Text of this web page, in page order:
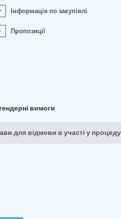
Інформація по закупівлі
Пропозиції
вимоги
для відмови в участі у